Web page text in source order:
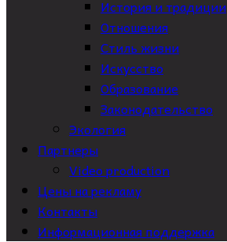
История и традиции
Отношения
Стиль жизни
Искусство
Образование
Законодательство
Экология
Партнеры
Video production
Цены на рекламу
Контакты
Информационная поддержка